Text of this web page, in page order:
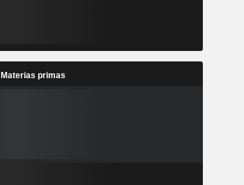
Materias primas